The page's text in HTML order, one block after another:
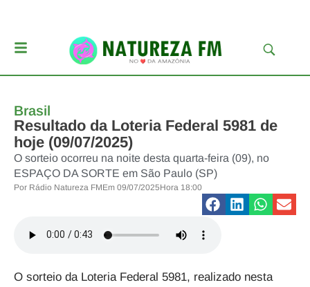
Brasil
Resultado da Loteria Federal 5981 de
hoje (09/07/2025)
O sorteio ocorreu na noite desta quarta-feira (09), no
ESPAÇO DA SORTE em São Paulo (SP)
Por Rádio Natureza FMEm 09/07/2025Hora 18:00
O sorteio da Loteria Federal 5981, realizado nesta